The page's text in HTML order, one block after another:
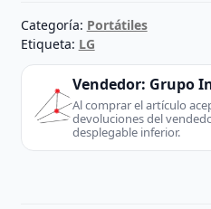
LGE50
MFNC-
C546A
AGU34152001
E500
EX600
EX700
Categoría: Portátiles
Etiqueta: LG
Vendedor: Grupo
Al comprar el artículo
devoluciones del
desplegable inferior.